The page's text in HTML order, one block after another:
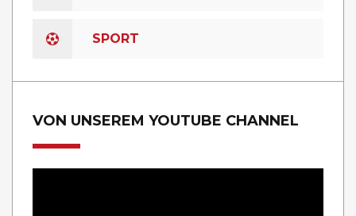
SPORT
VON UNSEREM YOUTUBE CHANNEL